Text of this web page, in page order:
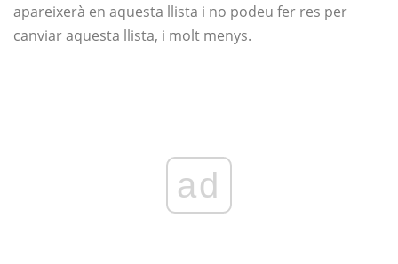
apareixerà en aquesta llista i no podeu fer res per
canviar aquesta llista, i molt menys.
ad